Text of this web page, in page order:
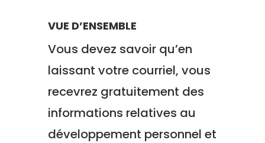
VUE D’ENSEMBLE
Vous devez savoir qu’en
laissant votre courriel, vous
recevrez gratuitement des
informations relatives au
développement personnel et